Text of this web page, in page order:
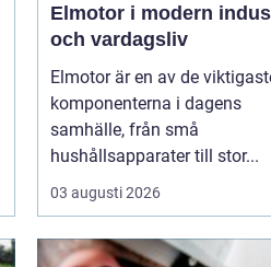
Elmotor i modern
och vardagsliv
Elmotor är en av de
komponenterna i dagens
samhälle, från små
hushållsapparater till stor...
03 augusti 2026